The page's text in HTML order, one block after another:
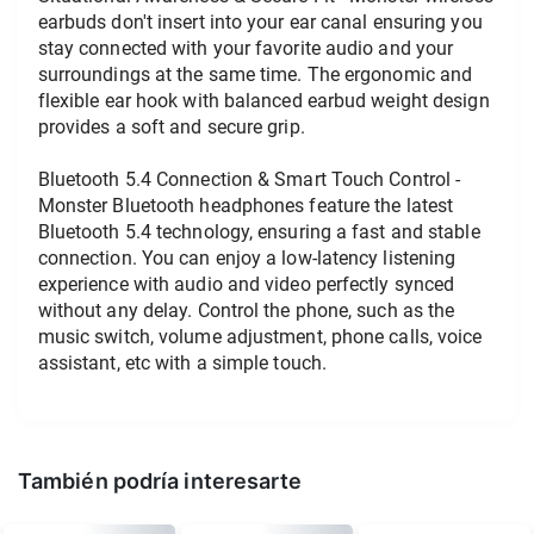
earbuds don't insert into your ear canal ensuring you
stay connected with your favorite audio and your
surroundings at the same time. The ergonomic and
flexible ear hook with balanced earbud weight design
provides a soft and secure grip.
Bluetooth 5.4 Connection & Smart Touch Control -
Monster Bluetooth headphones feature the latest
Bluetooth 5.4 technology, ensuring a fast and stable
connection. You can enjoy a low-latency listening
experience with audio and video perfectly synced
without any delay. Control the phone, such as the
music switch, volume adjustment, phone calls, voice
assistant, etc with a simple touch.
También podría interesarte